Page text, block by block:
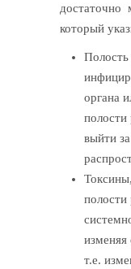
достаточно
который
органа
полости
выйти
полости
изменяя
т.е.